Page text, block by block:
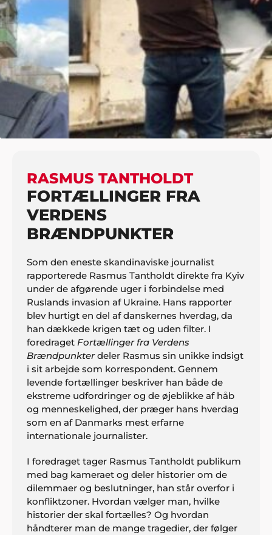
HJEM UNDERHOLDNING
FOREDRAG
RASMUS TANTHOLDT
RASMUS TANTHOLDT
FORTÆLLINGER FRA
VERDENS
BRÆNDPUNKTER
Som den eneste skandinaviske journalist
rapporterede Rasmus Tantholdt direkte fra Kyiv
under de afgørende uger i forbindelse med
Ruslands invasion af Ukraine. Hans rapporter
blev hurtigt en del af danskernes hverdag, da
han dækkede krigen tæt og uden filter. I
foredraget Fortællinger fra Verdens
Brændpunkterdeler Rasmus sin unikke indsigt
i sit arbejde som korrespondent. Gennem
levende fortællinger beskriver han både de
ekstreme udfordringer og de øjeblikke af håb
og menneskelighed, der præger hans hverdag
som en af Danmarks mest erfarne
internationale journalister.
I foredraget tager Rasmus Tantholdt publikum
med bag kameraet og deler historier om de
dilemmaer og beslutninger, han står overfor i
konfliktzoner. Hvordan vælger man, hvilke
historier der skal fortælles? Og hvordan
håndterer man de mange tragedier, der følger